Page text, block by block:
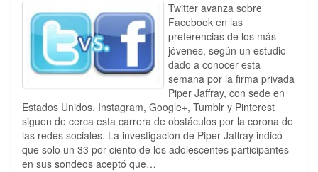
Twitter avanza sobre
Facebook en las
preferencias de los más
jóvenes, según un estudio
dado a conocer esta
semana por la firma privada
Piper Jaffray, con sede en
Estados Unidos. Instagram, Google+, Tumblr y Pinterest
siguen de cerca esta carrera de obstáculos por la corona de
las redes sociales. La investigación de Piper Jaffray indicó
que solo un 33 por ciento de los adolescentes participantes
en sus sondeos aceptó que…